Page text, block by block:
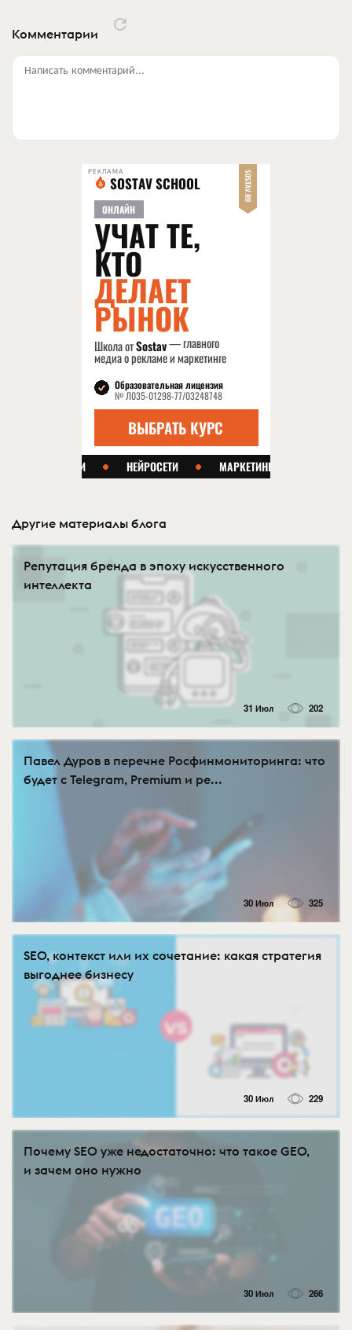
Комментарии
Написать комментарий...
РЕКЛАМА
Другие материалы блога
Репутация бренда в эпоху искусственного
интеллекта
31 Июл 202
Павел Дуров в перечне Росфинмониторинга: что
будет с Telegram, Premium и ре...
30 Июл 325
SEO, контекст или их сочетание: какая стратегия
выгоднее бизнесу
30 Июл 229
Почему SEO уже недостаточно: что такое GEO,
и зачем оно нужно
30 Июл 266